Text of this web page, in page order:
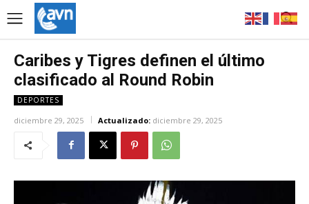
Caribes y Tigres definen el último
clasificado al Round Robin
DEPORTES
diciembre 29, 2025 Actualizado: diciembre 29, 2025